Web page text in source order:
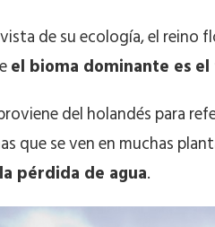
de su ecología, el
el bioma dominante es
del holandés para
que se ven en muchas
pérdida de agua.